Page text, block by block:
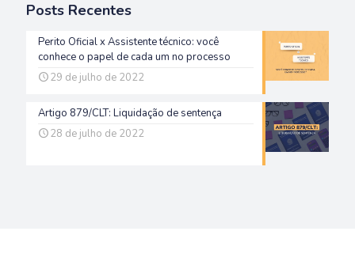
Posts Recentes
Perito Oficial x Assistente técnico: você
conhece o papel de cada um no processo
29 de julho de 2022
Artigo 879/CLT: Liquidação de sentença
28 de julho de 2022